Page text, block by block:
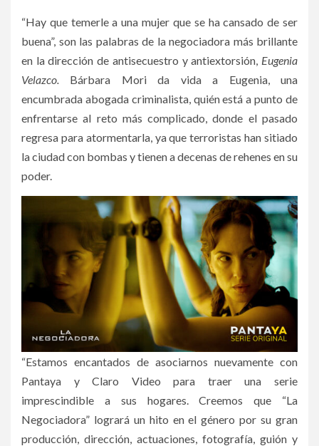
“Hay que temerle a una mujer que se ha cansado de ser
buena”, son las palabras de la negociadora más brillante
en la dirección de antisecuestro y antiextorsión, Eugenia
Velazco. Bárbara Mori da vida a Eugenia, una
encumbrada abogada criminalista, quién está a punto de
enfrentarse al reto más complicado, donde el pasado
regresa para atormentarla, ya que terroristas han sitiado
la ciudad con bombas y tienen a decenas de rehenes en su
poder.
“Estamos encantados de asociarnos nuevamente con
Pantaya y Claro Video para traer una serie
imprescindible a sus hogares. Creemos que “La
Negociadora” logrará un hito en el género por su gran
producción, dirección, actuaciones, fotografía, guión y